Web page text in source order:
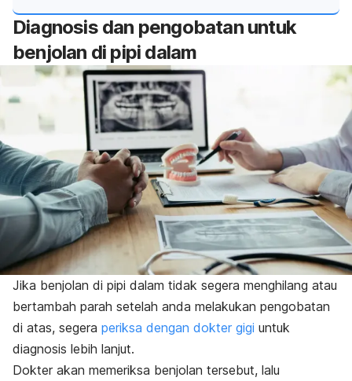
Diagnosis dan pengobatan untuk
benjolan di pipi dalam
Jika benjolan di pipi dalam tidak segera menghilang atau
bertambah parah setelah anda melakukan pengobatan
di atas, segera periksa dengan dokter gigi untuk
diagnosis lebih lanjut.
Dokter akan memeriksa benjolan tersebut, lalu